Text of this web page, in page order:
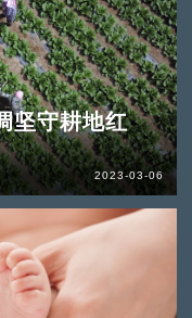
坚守耕地红
2023-03-06